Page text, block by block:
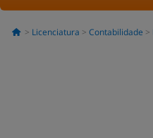
Licenciatura Contabilidade